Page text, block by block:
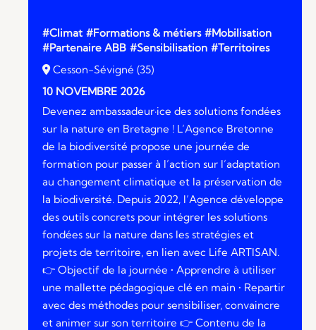
#Climat #Formations & métiers #Mobilisation
#Partenaire ABB #Sensibilisation #Territoires
Cesson-Sévigné (35)
10 NOVEMBRE 2026
Devenez ambassadeur·ice des solutions fondées
sur la nature en Bretagne ! L’Agence Bretonne
de la biodiversité propose une journée de
formation pour passer à l’action sur l’adaptation
au changement climatique et la préservation de
la biodiversité. Depuis 2022, l’Agence développe
des outils concrets pour intégrer les solutions
fondées sur la nature dans les stratégies et
projets de territoire, en lien avec Life ARTISAN.
👉 Objectif de la journée • Apprendre à utiliser
une mallette pédagogique clé en main • Repartir
avec des méthodes pour sensibiliser, convaincre
et animer sur son territoire 👉 Contenu de la